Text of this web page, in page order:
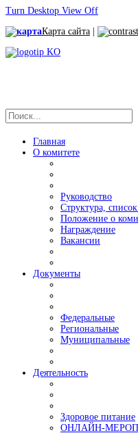
Turn Desktop View Off
Карта сайта
Главная
О комитете
Руководство
Структура,
Положение о
Награждение
Вакансии
Документы
Федеральные
Региональные
Муниципальные
Деятельность
Здоровое питание
ОНЛАЙН-